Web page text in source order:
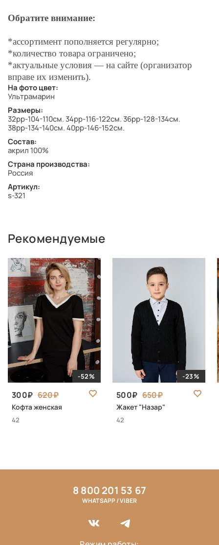
Обратите внимание:
*ассортимент пополняется регулярно;
*количество товара ограничено;
*актуальные условия — на сайте (организатор
вправе их изменить).
На фото цвет:
Ультрамарин
Размеры:
32рр-104-110см. 34рр-116-122см. 36рр-128-134см.
38рр-134-140см. 40рр-146-152см.
Состав:
акрил 100%
Страна производства:
Россия
Артикул:
s-321
Рекомендуемые
-52%
300 620
Кофта женская
42
-23%
500 650
Жакет "Назар"
42
8 800 201 53 67
WHATSAPP / VIBER